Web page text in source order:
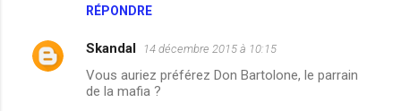
m
e
RÉPONDRE
Skandal 14 décembre 2015 à 10:15
Vous auriez préférez Don Bartolone, le parrain
de la mafia ?